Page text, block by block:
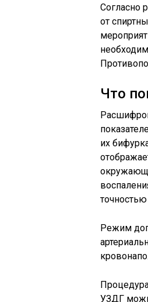
Согласно
от
Что
их
Режим
УЗДГ